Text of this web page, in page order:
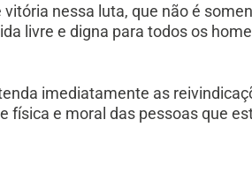
nessa luta, que não é
livre e digna para todos os
imediatamente as
física e moral das pessoas que